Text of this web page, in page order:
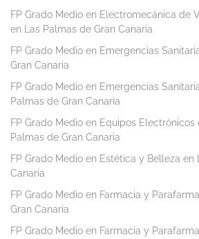
FP Grado Medio en Electromecánica de
en Las Palmas de Gran Canaria
FP Grado Medio en Emergencias
Gran Canaria
FP Grado Medio en Emergencias
Palmas de Gran Canaria
FP Grado Medio en Equipos Electrónicos
Palmas de Gran Canaria
FP Grado Medio en Estética y Belleza en
Canaria
FP Grado Medio en Farmacia y
Gran Canaria
FP Grado Medio en Farmacia y